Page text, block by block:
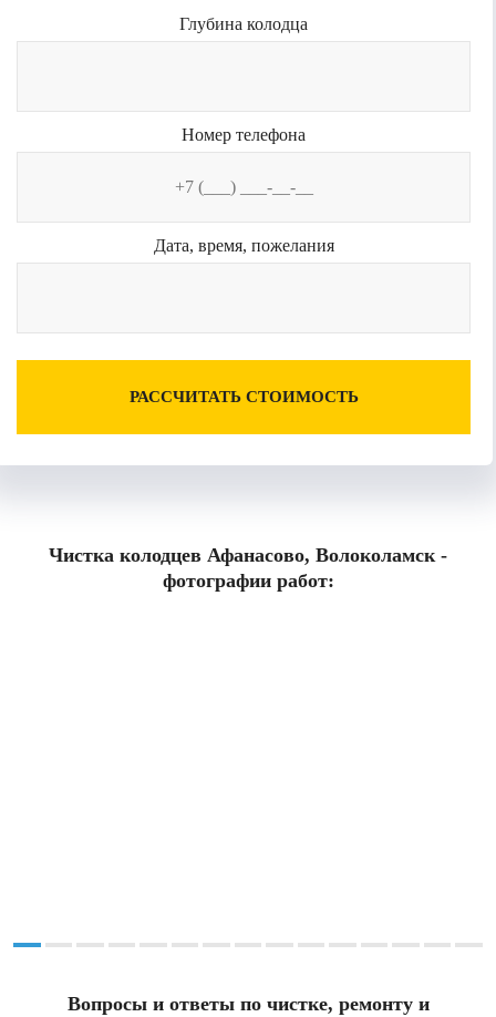
Глубина колодца
Номер телефона
Дата, время, пожелания
РАССЧИТАТЬ СТОИМОСТЬ
Чистка колодцев Афанасово, Волоколамск -
фотографии работ:
Вопросы и ответы по чистке, ремонту и